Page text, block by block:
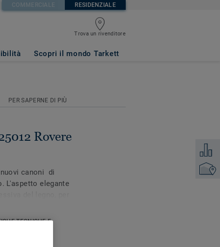
COMMERCIALE RESIDENZIALE
Trova un rivenditore
Scopri il mondo Tarkett
Trova
PER SAPERNE DI PIÙ
Rovere
canoni di
L'aspetto elegante
e la struttura
TECNICHE E